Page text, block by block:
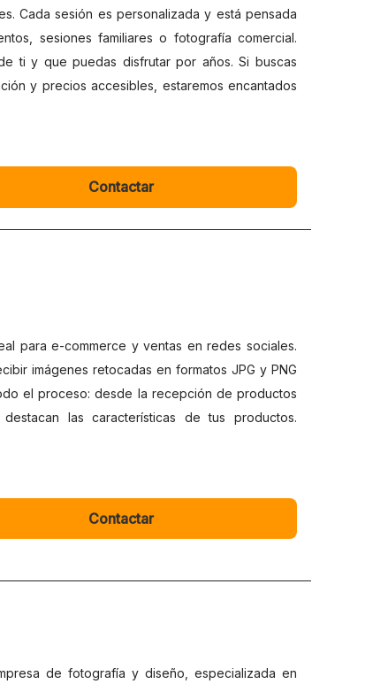
Cada sesión es personalizada y está pensada
sesiones familiares o fotografía comercial.
ti y que puedas disfrutar por años. Si buscas
y precios accesibles, estaremos encantados
Contactar
para e-commerce y ventas en redes sociales.
imágenes retocadas en formatos JPG y PNG
el proceso: desde la recepción de productos
las características de tus productos.
Contactar
de fotografía y diseño, especializada en